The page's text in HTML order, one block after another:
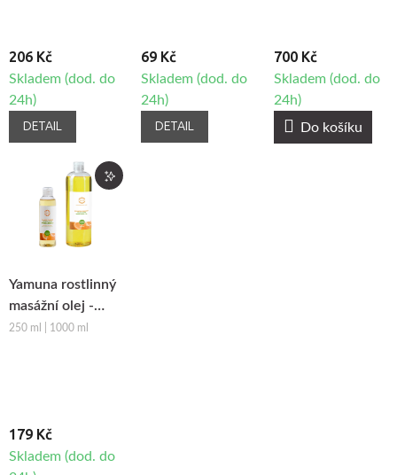
206 Kč
Skladem (dod. do
24h)
DETAIL
69 Kč
Skladem (dod. do
24h)
DETAIL
700 Kč
Skladem (dod. do
24h)
Do košíku
Yamuna rostlinný
masážní olej -
Pomeranč-
250 ml | 1000 ml
179 Kč
Skladem (dod. do